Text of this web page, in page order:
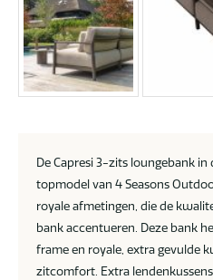
De Capresi 3-zits loungebank in
topmodel van 4 Seasons
royale afmetingen, die de
bank accentueren. Deze bank
frame en royale, extra gevulde
zitcomfort. Extra